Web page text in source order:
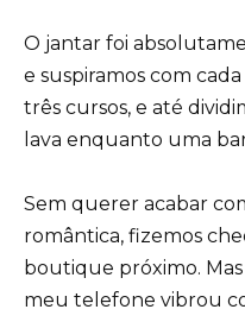
O jantar foi
e suspiramos com
três cursos, e até
lava enquanto uma
Sem querer acabar
romântica, fizemos
boutique próximo.
meu telefone vibrou